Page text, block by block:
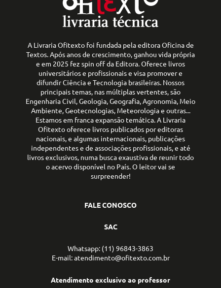
A Livraria Ofitexto foi fundada pela editora Oficina de
Textos. Após anos de crescimento, ganhou vida própria
e em 2025 fez spin off da Editora. Oferece livros
universitários e profissionais e visa promover e
difundir Ciência e Tecnologia brasileiras. Nossos
principais temas, nas múltiplas vertentes, são
Engenharia Civil, Geologia, Geografia, Agronomia, Meio
Ambiente, Geotecnologias, Meteorologia e outras...
Estamos em franca expansão temática. A Livraria
Ofitexto oferece livros publicados por editoras
nacionais, e algumas internacionais, publicações
independentes e de associações profissionais, e até
livros exclusivos, numa busca exaustiva de reunir todo
o acervo disponível no País. O leitor vai se
surpreender!
FALE CONOSCO
SAC
Whatsapp: (11) 96843-3863
E-mail: atendimento@ofitexto.com.br
Atendimento exclusivo ao professor